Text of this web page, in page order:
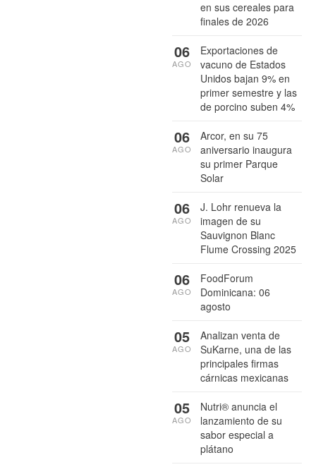
en sus cereales para
finales de 2026
Exportaciones de
vacuno de Estados
Unidos bajan 9% en
primer semestre y las
de porcino suben 4%
06
AGO
Arcor, en su 75
aniversario inaugura
su primer Parque
Solar
06
AGO
J. Lohr renueva la
imagen de su
Sauvignon Blanc
Flume Crossing 2025
06
AGO
FoodForum
Dominicana: 06
agosto
06
AGO
Analizan venta de
SuKarne, una de las
principales firmas
cárnicas mexicanas
05
AGO
Nutri® anuncia el
lanzamiento de su
sabor especial a
plátano
05
AGO